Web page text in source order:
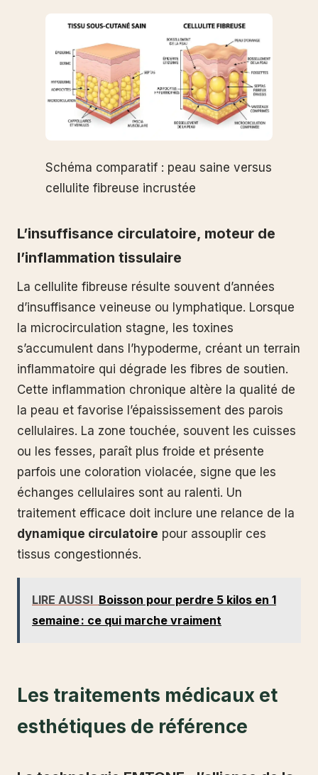
Schéma comparatif : peau saine versus
cellulite fibreuse incrustée
L’insuffisance circulatoire, moteur de
l’inflammation tissulaire
La cellulite fibreuse résulte souvent d’années
d’insuffisance veineuse ou lymphatique. Lorsque
la microcirculation stagne, les toxines
s’accumulent dans l’hypoderme, créant un terrain
inflammatoire qui dégrade les fibres de soutien.
Cette inflammation chronique altère la qualité de
la peau et favorise l’épaississement des parois
cellulaires. La zone touchée, souvent les cuisses
ou les fesses, paraît plus froide et présente
parfois une coloration violacée, signe que les
échanges cellulaires sont au ralenti. Un
traitement efficace doit inclure une relance de la
dynamique circulatoire pour assouplir ces
tissus congestionnés.
LIRE AUSSI Boisson pour perdre 5 kilos en 1
semaine : ce qui marche vraiment
Les traitements médicaux et
esthétiques de référence